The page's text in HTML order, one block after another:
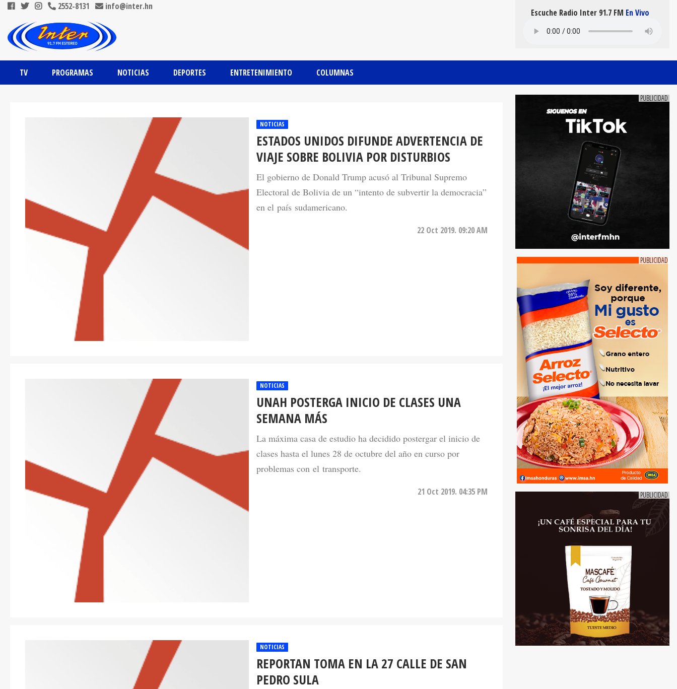
2552-8131 info@inter.hn
TV PROGRAMAS NOTICIAS DEPORTES ENTRETENIMIENTO COLUMNAS
Escuche Radio Inter 91.7 FM En Vivo
NOTICIAS
ESTADOS UNIDOS DIFUNDE ADVERTENCIA DE
VIAJE SOBRE BOLIVIA POR DISTURBIOS
El gobierno de Donald Trump acusó al Tribunal Supremo
Electoral de Bolivia de un “intento de subvertir la democracia”
en el país sudamericano.
22 Oct 2019. 09:20 AM
NOTICIAS
UNAH POSTERGA INICIO DE CLASES UNA
SEMANA MÁS
La máxima casa de estudio ha decidido postergar el inicio de
clases hasta el lunes 28 de octubre del año en curso por
problemas con el transporte.
21 Oct 2019. 04:35 PM
NOTICIAS
REPORTAN TOMA EN LA 27 CALLE DE SAN
PEDRO SULA